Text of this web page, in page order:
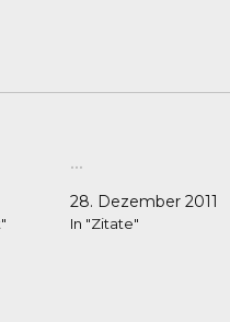
…
28. Dezember 2011
In "Zitate"